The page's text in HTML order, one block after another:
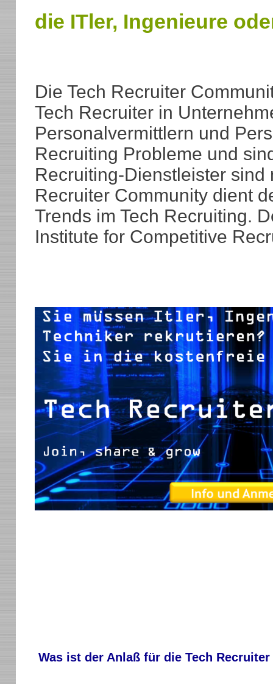
die ITler, Ingenieure
Die Tech Recruiter
Tech Recruiter in
Personalvermittlern und
Recruiting Probleme und
Recruiting-Dienstleister sind
Recruiter Community dient
Trends im Tech Recruiting.
Institute for Competitive
Was ist der Anlaß für die Tech